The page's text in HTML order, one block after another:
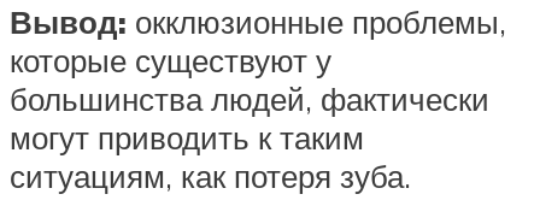
Вывод: окклюзионные проблемы,
которые существуют у
большинства людей, фактически
могут приводить к таким
ситуациям, как потеря зуба.